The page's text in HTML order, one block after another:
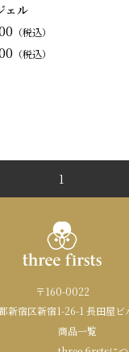
ェル
（税込）
（税込）
1
〒160-0022
新宿区新宿1-26-1 長田屋ビ
商品一覧